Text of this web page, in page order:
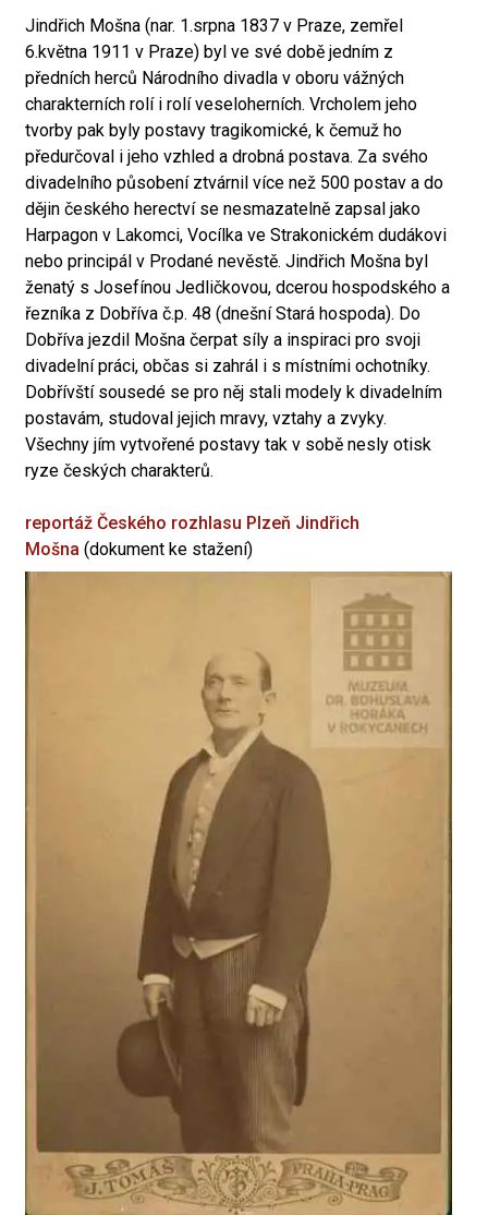
Jindřich Mošna (nar. 1.srpna 1837 v Praze, zemřel
6.května 1911 v Praze) byl ve své době jedním z
předních herců Národního divadla v oboru vážných
charakterních rolí i rolí veseloherních. Vrcholem jeho
tvorby pak byly postavy tragikomické, k čemuž ho
předurčoval i jeho vzhled a drobná postava. Za svého
divadelního působení ztvárnil více než 500 postav a do
dějin českého herectví se nesmazatelně zapsal jako
Harpagon v Lakomci, Vocílka ve Strakonickém dudákovi
nebo principál v Prodané nevěstě. Jindřich Mošna byl
ženatý s Josefínou Jedličkovou, dcerou hospodského a
řezníka z Dobříva č.p. 48 (dnešní Stará hospoda). Do
Dobříva jezdil Mošna čerpat síly a inspiraci pro svoji
divadelní práci, občas si zahrál i s místními ochotníky.
Dobřívští sousedé se pro něj stali modely k divadelním
postavám, studoval jejich mravy, vztahy a zvyky.
Všechny jím vytvořené postavy tak v sobě nesly otisk
ryze českých charakterů.
reportáž Českého rozhlasu Plzeň Jindřich
Mošna (dokument ke stažení)